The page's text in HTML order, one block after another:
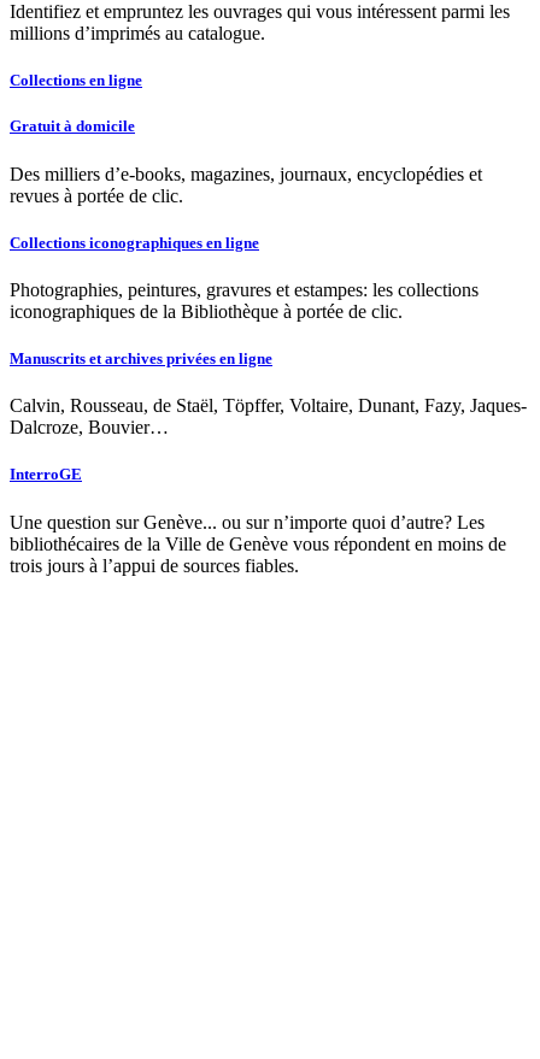
Identifiez et empruntez les ouvrages qui vous intéressent parmi les
millions d’imprimés au catalogue.
Collections en ligne
Gratuit à domicile
Des milliers d’e-books, magazines, journaux, encyclopédies et
revues à portée de clic.
Collections iconographiques en ligne
Photographies, peintures, gravures et estampes: les collections
iconographiques de la Bibliothèque à portée de clic.
Manuscrits et archives privées en ligne
Calvin, Rousseau, de Staël, Töpffer, Voltaire, Dunant, Fazy, Jaques-
Dalcroze, Bouvier…
InterroGE
Une question sur Genève... ou sur n’importe quoi d’autre? Les
bibliothécaires de la Ville de Genève vous répondent en moins de
trois jours à l’appui de sources fiables.